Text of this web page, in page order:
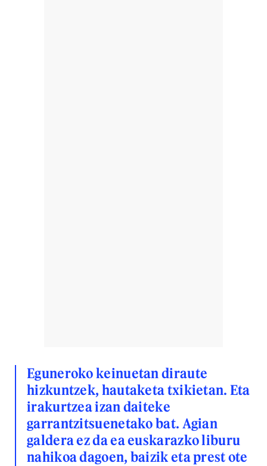
Eguneroko keinuetan diraute
hizkuntzek, hautaketa txikietan. Eta
irakurtzea izan daiteke
garrantzitsuenetako bat. Agian
galdera ez da ea euskarazko liburu
nahikoa dagoen, baizik eta prest ote